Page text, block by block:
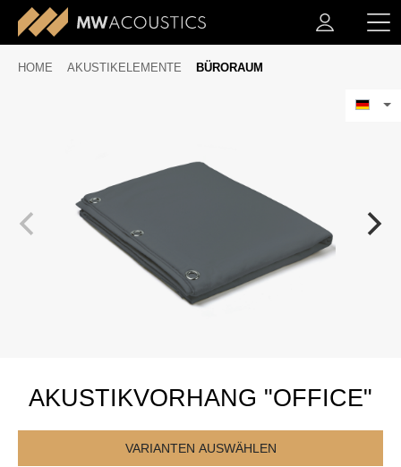
HOME AKUSTIKELEMENTE BÜRORAUM
AKUSTIKVORHANG "OFFICE"
VARIANTEN AUSWÄHLEN